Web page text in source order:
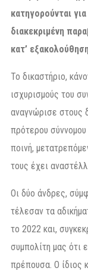
κατηγορούνται
διακεκριμένη
κατ’
Το δικαστήριο,
ισχυρισμούς του
αναγνώρισε στους
πρότερου
ποινή,
τους έχει
Οι δύο άνδρες,
τέλεσαν τα
το 2022 και,
συμπολίτη μας ότι
πρέπουσα. Ο ίδιος